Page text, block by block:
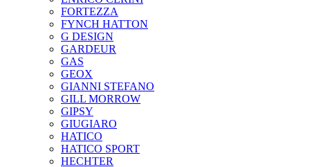
FORTEZZA
FYNCH HATTON
G DESIGN
GARDEUR
GAS
GEOX
GIANNI STEFANO
GILL MORROW
GIPSY
GIUGIARO
HATICO
HATICO SPORT
HECHTER